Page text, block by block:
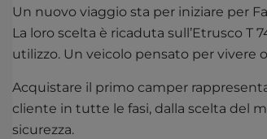
Un nuovo viaggio sta per iniziare per
La loro scelta è ricaduta sull’Etrusco
utilizzo. Un veicolo pensato per vivere
Acquistare il primo camper
cliente in tutte le fasi, dalla scelta del
sicurezza.